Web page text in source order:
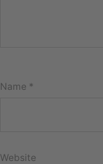
Name *
Website